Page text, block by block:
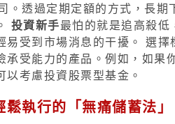
。透過定期定額的方式，長
投資新手最怕的就是追高殺
受到市場消息的干擾。 選
受能力的產品。例如，如果
考慮投資股票型基金。
執行的「無痛儲蓄法」